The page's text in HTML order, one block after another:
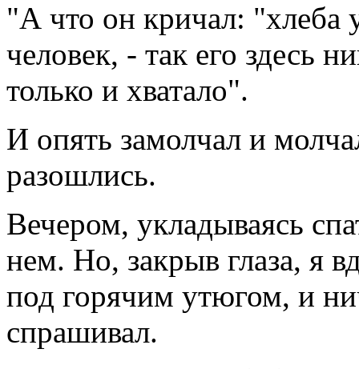
"А что он кричал: "хлеба
человек, - так его здесь
только и хватало".
И опять замолчал и
разошлись.
Вечером, укладываясь
нем. Но, закрыв глаза, я
под горячим утюгом, и
спрашивал.